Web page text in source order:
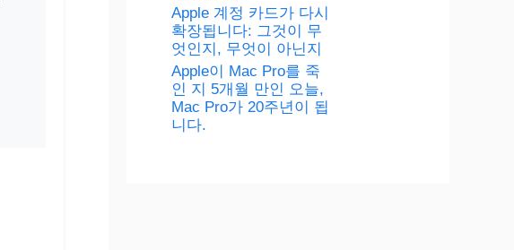
Apple 계정 카드가 다시
확장됩니다: 그것이 무
엇인지, 무엇이 아닌지
Apple이 Mac Pro를 죽
인 지 5개월 만인 오늘,
Mac Pro가 20주년이 됩
니다.